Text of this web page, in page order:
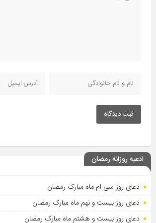
ثبت دیدگاه
ادعیه روزانه رمضان
دعای روز سی ام ماه مبارک رمضان
دعای روز بیست و نهم ماه مبارک رمضان
دعای روز بیست و هشتم ماه مبارک رمضان